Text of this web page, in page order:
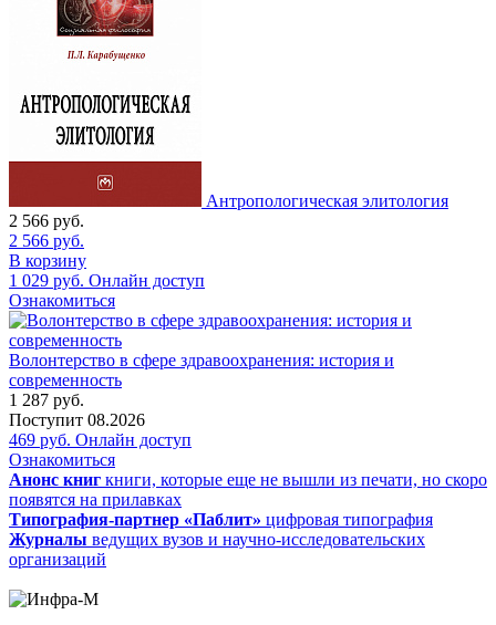
Антропологическая элитология
2 566 руб.
2 566 руб.
В корзину
1 029 руб. Онлайн доступ
Ознакомиться
Волонтерство в сфере здравоохранения: история и
современность
1 287 руб.
Поступит 08.2026
469 руб. Онлайн доступ
Ознакомиться
Анонс книг книги, которые еще не вышли из печати, но скоро
появятся на прилавках
Типография-партнер «Паблит» цифровая типография
Журналы ведущих вузов и научно-исследовательских
организаций